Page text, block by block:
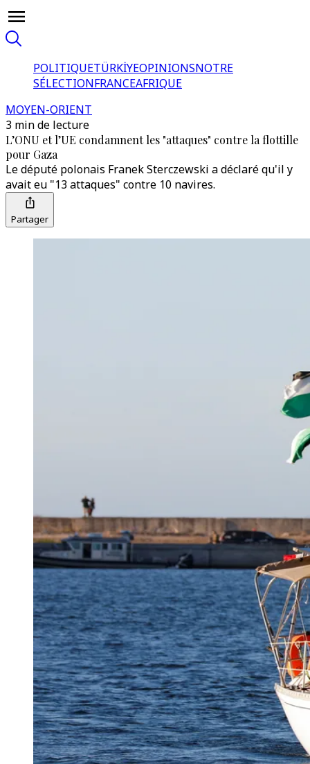
POLITIQUETÜRKİYEOPINIONSNOTRE
SÉLECTIONFRANCEAFRIQUE
MOYEN-ORIENT
3 min de lecture
L’ONU et l’UE condamnent les "attaques" contre la flottille
pour Gaza
Le député polonais Franek Sterczewski a déclaré qu'il y
avait eu "13 attaques" contre 10 navires.
Partager